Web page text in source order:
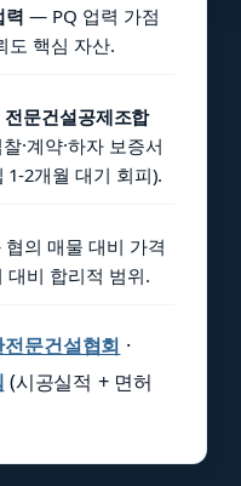
력 — PQ 업력 가점
도 핵심 자산.
문건설공제조합
·계약·하자 보증서
1-2개월 대기 회피).
의 매물 대비 가격
대비 합리적 범위.
문건설협회 ·
(시공실적 + 면허